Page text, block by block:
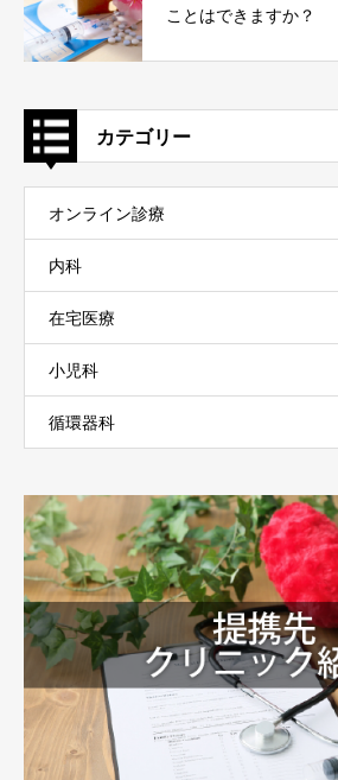
ことはできますか？
カテゴリー
オンライン診療
内科
在宅医療
小児科
循環器科